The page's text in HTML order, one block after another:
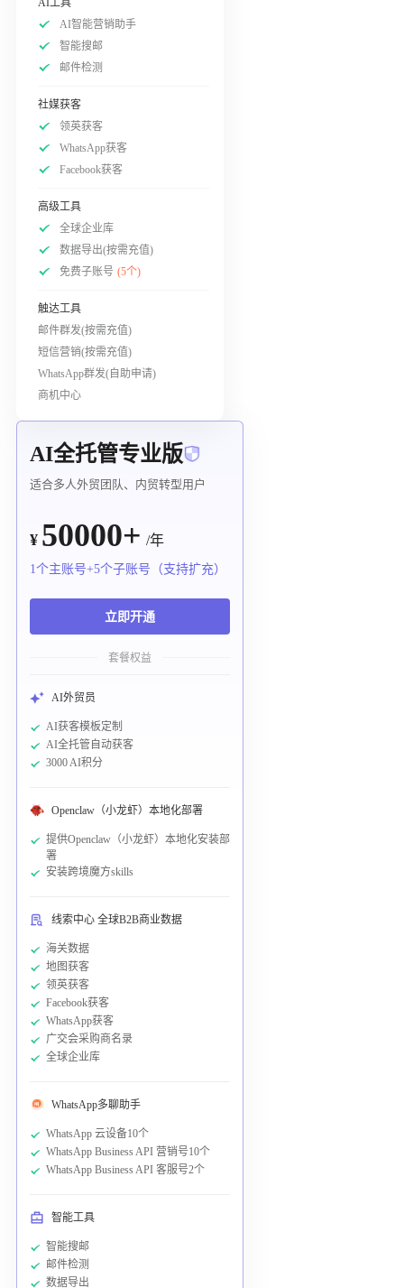
AI工具
AI智能营销助手
智能搜邮
邮件检测
社媒获客
领英获客
WhatsApp获客
Facebook获客
高级工具
全球企业库
数据导出(按需充值)
免费子账号 (5个)
触达工具
邮件群发(按需充值)
短信营销(按需充值)
WhatsApp群发(自助申请)
商机中心
AI全托管专业版
适合多人外贸团队、内贸转型用户
¥ 50000+ /年
1个主账号+5个子账号（支持扩充）
立即开通
套餐权益
AI外贸员
AI获客模板定制
AI全托管自动获客
3000 AI积分
Openclaw（小龙虾）本地化部署
提供Openclaw（小龙虾）本地化安装部
署
安装跨境魔方skills
线索中心 全球B2B商业数据
海关数据
地图获客
领英获客
Facebook获客
WhatsApp获客
广交会采购商名录
全球企业库
WhatsApp多聊助手
WhatsApp 云设备10个
WhatsApp Business API 营销号10个
WhatsApp Business API 客服号2个
智能工具
智能搜邮
邮件检测
数据导出